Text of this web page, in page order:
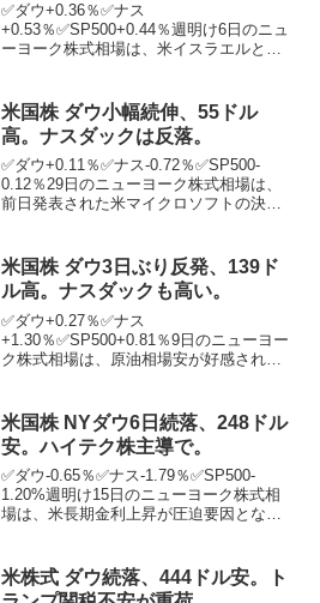
✅ダウ+0.36％✅ナス
+0.53％✅SP500+0.44％週明け6日のニュ
ーヨーク株式相場は、米イスラエルとイ
証券取引所の出来高は前営業日比7679万
株減の10億37...
米国株 ダウ小幅続伸、55ドル
高。ナスダックは反落。
✅ダウ+0.11％✅ナス-0.72％✅SP500-
0.12％29日のニューヨーク株式相場は、
前日発表された米マイクロソフトの決算
ク証券取引所の出来高は前日比3億2355...
米国株 ダウ3日ぶり反発、139ド
ル高。ナスダックも高い。
✅ダウ+0.27％✅ナス
+1.30％✅SP500+0.81％9日のニューヨー
ク株式相場は、原油相場安が好感されて3
の11億0332万株。中東情勢を巡る先行き
不透明...
米国株 NYダウ6日続落、248ドル
安。ハイテク株主導で。
✅ダウ-0.65％✅ナス-1.79％✅SP500-
1.20%週明け15日のニューヨーク株式相
場は、米長期金利上昇が圧迫要因とな
堅調な四半期決算が好感されたほか、先
週を...
米株式 ダウ続落、444ドル安。ト